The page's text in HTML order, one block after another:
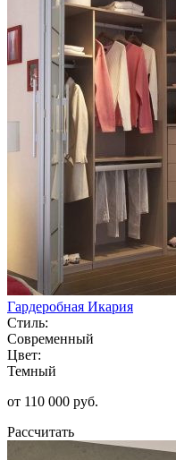
Гардеробная Икария
Стиль:
Современный
Цвет:
Темный
от 110 000 руб.
Рассчитать